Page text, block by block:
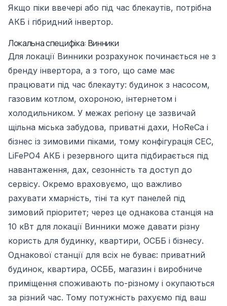
Якщо піки ввечері або під час блекаутів, потрібна
АКБ і гібридний інвертор.
Локальна специфіка: Винники
Для локації Винники розрахунок починається не з
бренду інвертора, а з того, що саме має
працювати під час блекауту: будинок з насосом,
газовим котлом, охороною, інтернетом і
холодильником. У межах регіону це зазвичай
щільна міська забудова, приватні дахи, HoReCa і
бізнес із зимовими піками, тому конфігурація СЕС,
LiFePO4 АКБ і резервного щита підбирається під
навантаження, дах, сезонність та доступ до
сервісу. Окремо враховуємо, що важливо
рахувати хмарність, тіні та кут панелей під
зимовий пріоритет; через це однакова станція на
10 кВт для локації Винники може давати різну
користь для будинку, квартири, ОСББ і бізнесу.
Однакової станції для всіх не буває: приватний
будинок, квартира, ОСББ, магазин і виробниче
приміщення споживають по-різному і окупаються
за різний час. Тому потужність рахуємо під ваш